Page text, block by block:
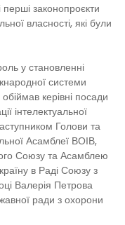
законопроєкти
власності, які були
у становленні
системи
керівні посади
інтелектуальної
Голови та
Асамблеї ВОІВ,
Союзу та Асамблею
в Раді Союзу з
Валерія Петрова
ради з охорони